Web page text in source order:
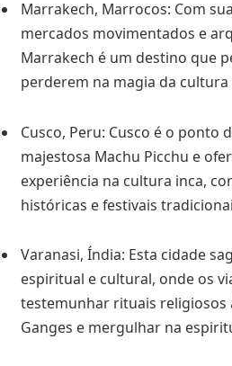
Marrakech, Marrocos: Com
mercados movimentados e
Marrakech é um destino que
perderem na magia da
Cusco, Peru: Cusco é o ponto
majestosa Machu Picchu e
experiência na cultura inca,
históricas e festivais
Varanasi, Índia: Esta cidade
espiritual e cultural, onde os
testemunhar rituais religiosos
Ganges e mergulhar na